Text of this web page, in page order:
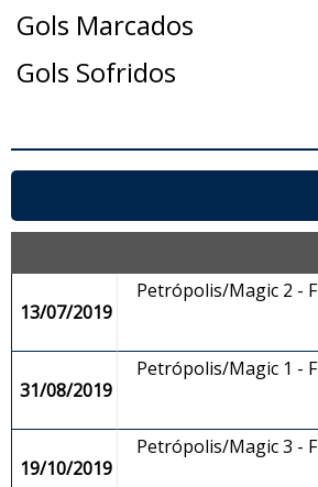
Gols Marcados
Gols Sofridos
13/07/2019
Petrópolis/Magic 2 -
31/08/2019
Petrópolis/Magic 1 -
19/10/2019
Petrópolis/Magic 3 -